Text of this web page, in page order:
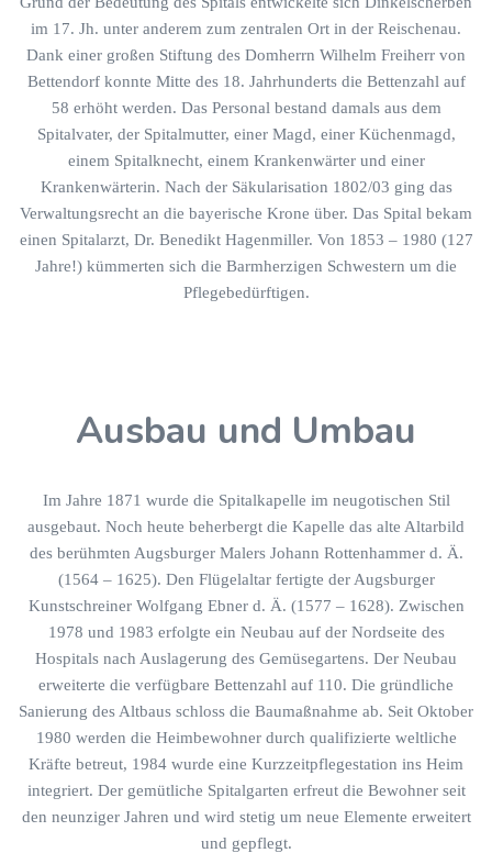
im 17. Jh. unter anderem zum zentralen Ort in der Reischenau.
Dank einer großen Stiftung des Domherrn Wilhelm Freiherr von
Bettendorf konnte Mitte des 18. Jahrhunderts die Bettenzahl auf
58 erhöht werden. Das Personal bestand damals aus dem
Spitalvater, der Spitalmutter, einer Magd, einer Küchenmagd,
einem Spitalknecht, einem Krankenwärter und einer
Krankenwärterin. Nach der Säkularisation 1802/03 ging das
Verwaltungsrecht an die bayerische Krone über. Das Spital bekam
einen Spitalarzt, Dr. Benedikt Hagenmiller. Von 1853 – 1980 (127
Jahre!) kümmerten sich die Barmherzigen Schwestern um die
Pflegebedürftigen.
Ausbau und Umbau
Im Jahre 1871 wurde die Spitalkapelle im neugotischen Stil
ausgebaut. Noch heute beherbergt die Kapelle das alte Altarbild
des berühmten Augsburger Malers Johann Rottenhammer d. Ä.
(1564 – 1625). Den Flügelaltar fertigte der Augsburger
Kunstschreiner Wolfgang Ebner d. Ä. (1577 – 1628). Zwischen
1978 und 1983 erfolgte ein Neubau auf der Nordseite des
Hospitals nach Auslagerung des Gemüsegartens. Der Neubau
erweiterte die verfügbare Bettenzahl auf 110. Die gründliche
Sanierung des Altbaus schloss die Baumaßnahme ab. Seit Oktober
1980 werden die Heimbewohner durch qualifizierte weltliche
Kräfte betreut, 1984 wurde eine Kurzzeitpflegestation ins Heim
integriert. Der gemütliche Spitalgarten erfreut die Bewohner seit
den neunziger Jahren und wird stetig um neue Elemente erweitert
und gepflegt.